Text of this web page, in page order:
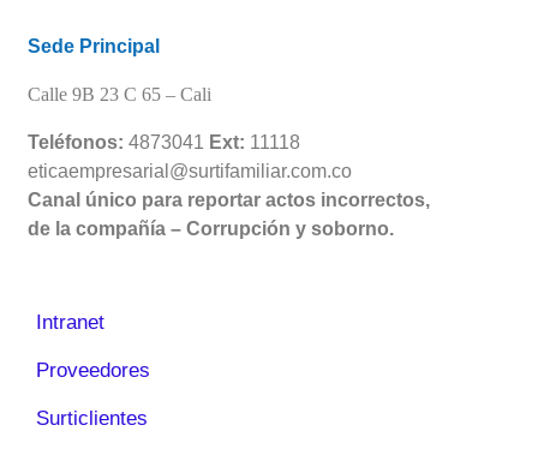
Sede Principal
Calle 9B 23 C 65 – Cali
Teléfonos: 4873041 Ext: 11118
eticaempresarial@surtifamiliar.com.co
Canal único para reportar actos incorrectos,
de la compañía – Corrupción y soborno.
Intranet
Proveedores
Surticlientes